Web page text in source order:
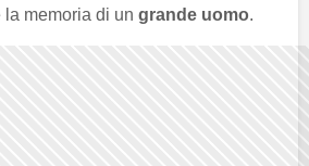
la memoria di un grande uomo.